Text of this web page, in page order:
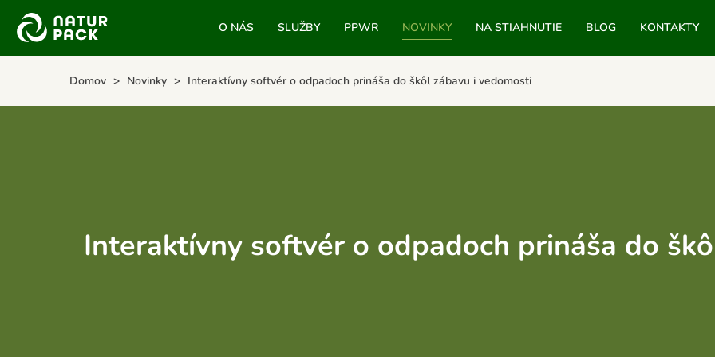
O NÁS SLUŽBY PPWR NOVINKY NA STIAHNUTIE BLOG KONTAKTY
Domov Novinky Interaktívny softvér o odpadoch prináša do škôl zábavu i vedomosti
Interaktívny softvér o odpadoch prináša do